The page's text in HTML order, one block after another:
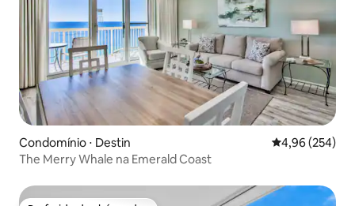
Condomínio ⋅ Destin 4,96 de uma
4,96 (254)
The Merry Whale na Emerald Coast